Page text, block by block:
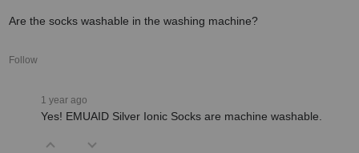
Are the socks washable in the washing machine?
Follow
1 year ago
Yes! EMUAID Silver Ionic Socks are machine washable.